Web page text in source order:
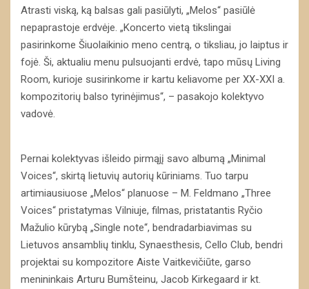
Atrasti viską, ką balsas gali pasiūlyti, „Melos“ pasiūlė
nepaprastoje erdvėje. „Koncerto vietą tikslingai
pasirinkome Šiuolaikinio meno centrą, o tiksliau, jo laiptus ir
fojė. Ši, aktualiu menu pulsuojanti erdvė, tapo mūsų Living
Room, kurioje susirinkome ir kartu keliavome per XX-XXI a.
kompozitorių balso tyrinėjimus“, – pasakojo kolektyvo
vadovė.
Pernai kolektyvas išleido pirmąjį savo albumą „Minimal
Voices“, skirtą lietuvių autorių kūriniams. Tuo tarpu
artimiausiuose „Melos“ planuose – M. Feldmano „Three
Voices“ pristatymas Vilniuje, filmas, pristatantis Ryčio
Mažulio kūrybą „Single note“, bendradarbiavimas su
Lietuvos ansamblių tinklu, Synaesthesis, Cello Club, bendri
projektai su kompozitore Aiste Vaitkevičiūte, garso
menininkais Arturu Bumšteinu, Jacob Kirkegaard ir kt.